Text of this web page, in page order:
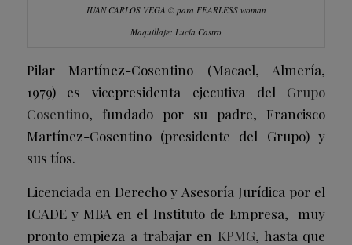
JUAN CARLOS VEGA © para FEARLESS woman
Maquillaje: Lucía Castro
Pilar Martínez-Cosentino (Macael, Almería,
1979) es vicepresidenta ejecutiva del Grupo
Cosentino, fundado por su padre, Francisco
Martínez-Cosentino (presidente del Grupo) y
sus tíos.
Licenciada en Derecho y Asesoría Jurídica por el
ICADE y MBA en el Instituto de Empresa, muy
pronto empieza a trabajar en KPMG, hasta que